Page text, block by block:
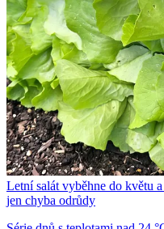
Letní salát vyběhne do květu
jen chyba odrůdy